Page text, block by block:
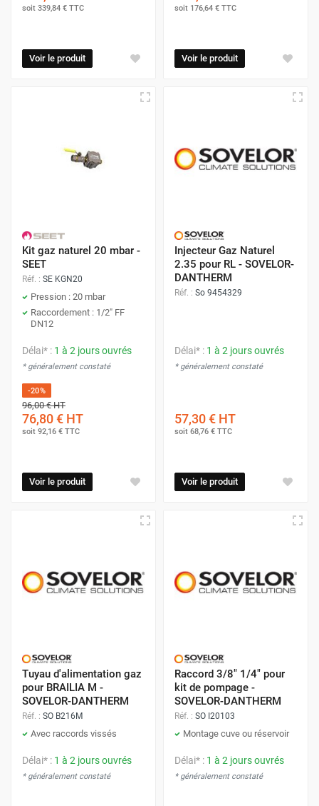
soit 339,84 € TTC
Voir le produit
soit 176,64 € TTC
Voir le produit
Kit gaz naturel 20 mbar -
SEET
Réf. : SE KGN20
Pression : 20 mbar
Raccordement : 1/2" FF
DN12
Délai* : 1 à 2 jours ouvrés
* généralement constaté
-20%
96,00 €HT
76,80 € HT
soit 92,16 € TTC
Voir le produit
Injecteur Gaz Naturel
2.35 pour RL - SOVELOR-
DANTHERM
Réf. : So 9454329
Délai* : 1 à 2 jours ouvrés
* généralement constaté
57,30 € HT
soit 68,76 € TTC
Voir le produit
Tuyau d'alimentation gaz
pour BRAILIA M -
SOVELOR-DANTHERM
Réf. : SO B216M
Avec raccords vissés
Délai* : 1 à 2 jours ouvrés
* généralement constaté
Raccord 3/8" 1/4" pour
kit de pompage -
SOVELOR-DANTHERM
Réf. : SO I20103
Montage cuve ou réservoir
Délai* : 1 à 2 jours ouvrés
* généralement constaté